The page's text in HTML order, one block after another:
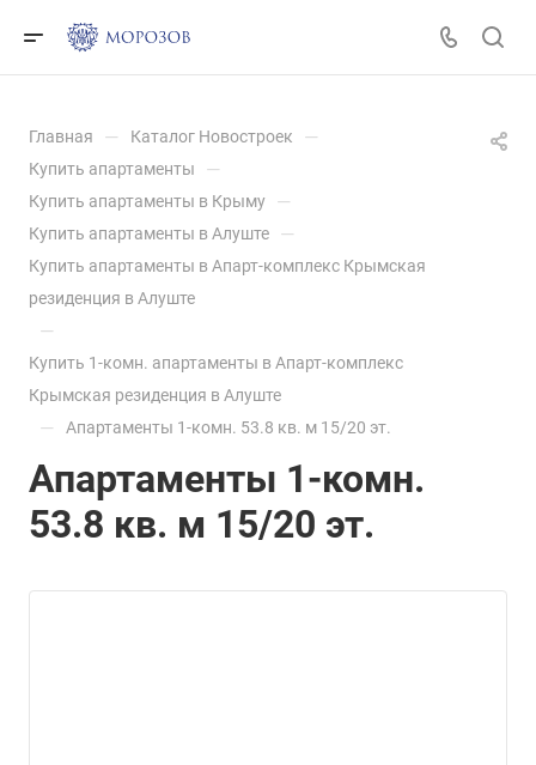
Главная — Каталог Новостроек —
Купить апартаменты —
Купить апартаменты в Крыму —
Купить апартаменты в Алуште —
Купить апартаменты в Апарт-комплекс Крымская
резиденция в Алуште
—
Купить 1-комн. апартаменты в Апарт-комплекс
Крымская резиденция в Алуште
— Апартаменты 1-комн. 53.8 кв. м 15/20 эт.
Апартаменты 1-комн.
53.8 кв. м 15/20 эт.